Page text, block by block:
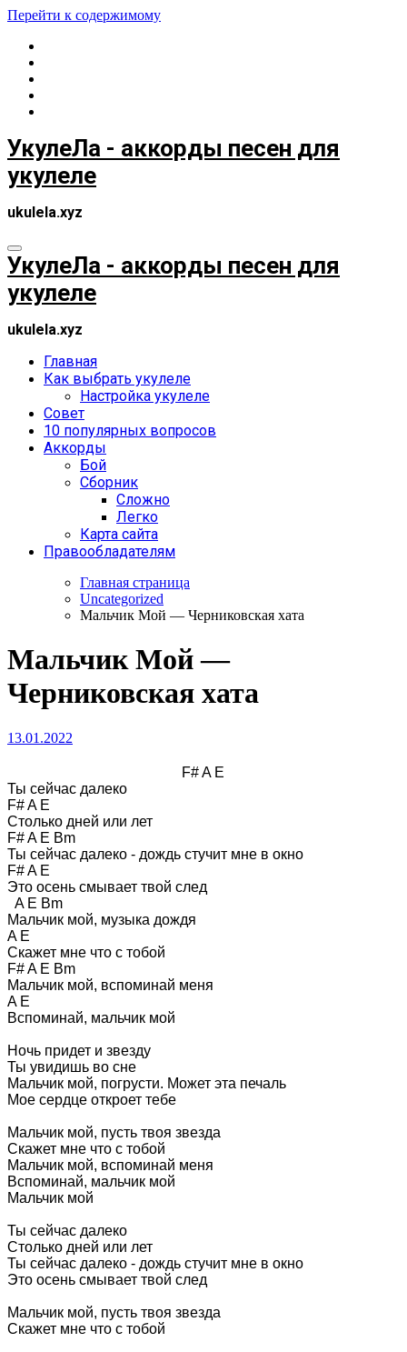
Перейти к содержимому
УкулеЛа - аккорды песен для
укулеле
ukulela.xyz
УкулеЛа - аккорды песен для
укулеле
ukulela.xyz
Главная
Как выбрать укулеле
Настройка укулеле
Совет
10 популярных вопросов
Аккорды
Бой
Сборник
Сложно
Легко
Карта сайта
Правообладателям
Главная страница
Uncategorized
Мальчик Мой — Черниковская хата
Мальчик Мой —
Черниковская хата
13.01.2022
Ты сейчас далеко
F# A E
Столько дней или лет
F# A E Bm
Ты сейчас далеко - дождь стучит мне в окно
F# A E
Это осень смывает твой след
  A E Bm
Мальчик мой, музыка дождя
A E
Скажет мне что с тобой
F# A E Bm
Мальчик мой, вспоминай меня
A E
Вспоминай, мальчик мой
Ночь придет и звезду
Ты увидишь во сне
Мальчик мой, погрусти. Может эта печаль
Мое сердце откроет тебе
Мальчик мой, пусть твоя звезда
Скажет мне что с тобой
Мальчик мой, вспоминай меня
Вспоминай, мальчик мой
Мальчик мой
Ты сейчас далеко
Столько дней или лет
Ты сейчас далеко - дождь стучит мне в окно
Это осень смывает твой след
Мальчик мой, пусть твоя звезда
Скажет мне что с тобой